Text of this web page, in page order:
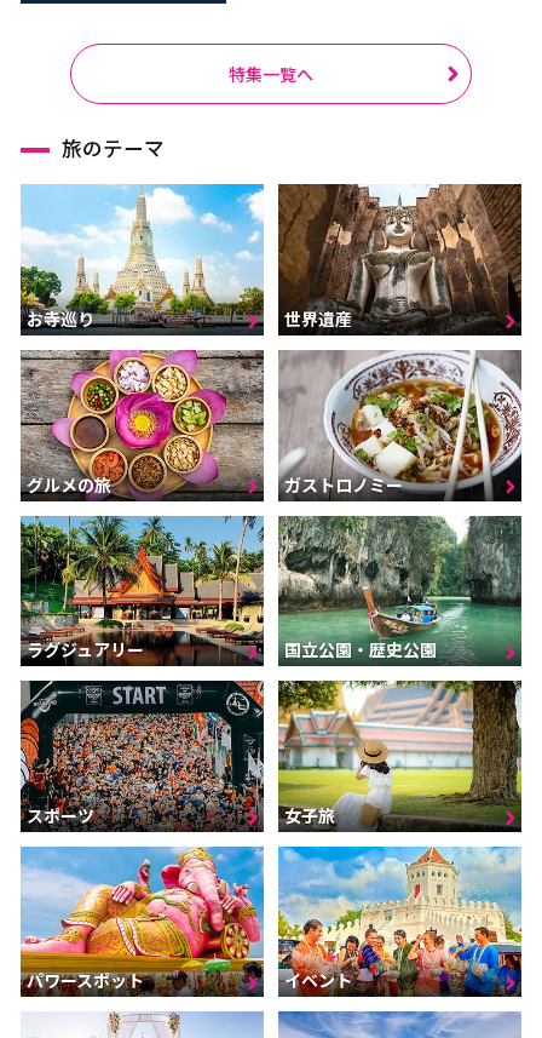
特集一覧へ
旅のテーマ
お寺巡り 世界遺産
グルメの旅 ガストロノミー
ラグジュアリー 国立公園・歴史公園
スポーツ 女子旅
パワースポット イベント